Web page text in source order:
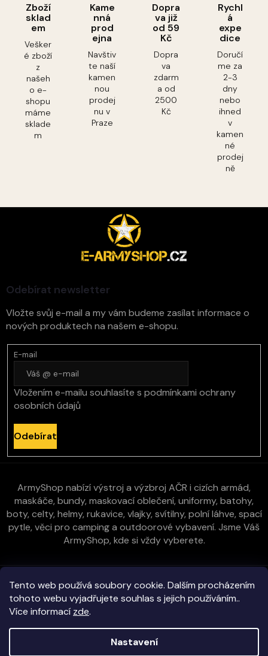
Tento web používá soubory cookie. Dalším procházením
tohoto webu vyjadřujete souhlas s jejich používáním..
Více informací zde.
Nastavení
Zboží
sklad
em
Vešker
é zboží
z
našeh
o e-
shopu
máme
sklade
m
Kame
nná
prod
ejna
Navštiv
te naší
kamen
nou
prodej
nu v
Praze
Dopra
va již
od 59
Kč
Dopra
va
zdarm
a od
2500
Kč
Rychl
á
expe
dice
Doručí
me za
2-3
dny
nebo
ihned
v
kamen
né
prodej
ně
Odebírat newsletter
Vložte svůj e-mail a my vám budeme zasílat informace o
nových produktech na našem e-shopu.
E-mail
Vložením e-mailu souhlasíte s podmínkami ochrany
osobních údajů
Odebírat
ArmyShop nabízí výstroj a výzbroj AČR i cizích armád,
maskáče, bundy, maskovací oblečení, uniformy, batohy,
boty, celty, helmy, rukavice, vlajky, svítilny, polní láhve, spací
pytle, věci pro camping a outdoorové vybavení. Jsme Váš
ArmyShop, kde si vždy vyberete.
Zákaznická péče
Vše o nákupu